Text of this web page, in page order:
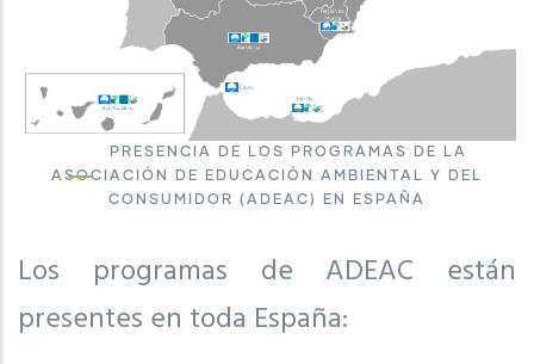
PRESENCIA DE LOS PROGRAMAS DE LA
ASOCIACIÓN DE EDUCACIÓN AMBIENTAL Y DEL
CONSUMIDOR (ADEAC) EN ESPAÑA
Los programas de ADEAC están
presentes en toda España: